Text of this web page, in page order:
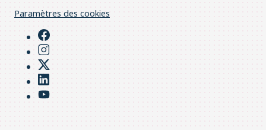
Paramètres des cookies